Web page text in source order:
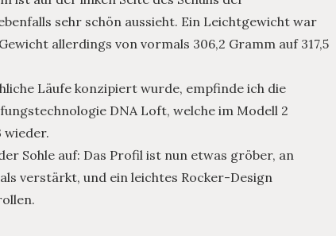
sehr schön aussieht. Ein Leichtgewicht war
allerdings von vormals 306,2 Gramm auf 317,5
Läufe konzipiert wurde, empfinde ich die
DNA Loft, welche im Modell 2
wieder.
Sohle auf: Das Profil ist nun etwas gröber, an
verstärkt, und ein leichtes Rocker-Design